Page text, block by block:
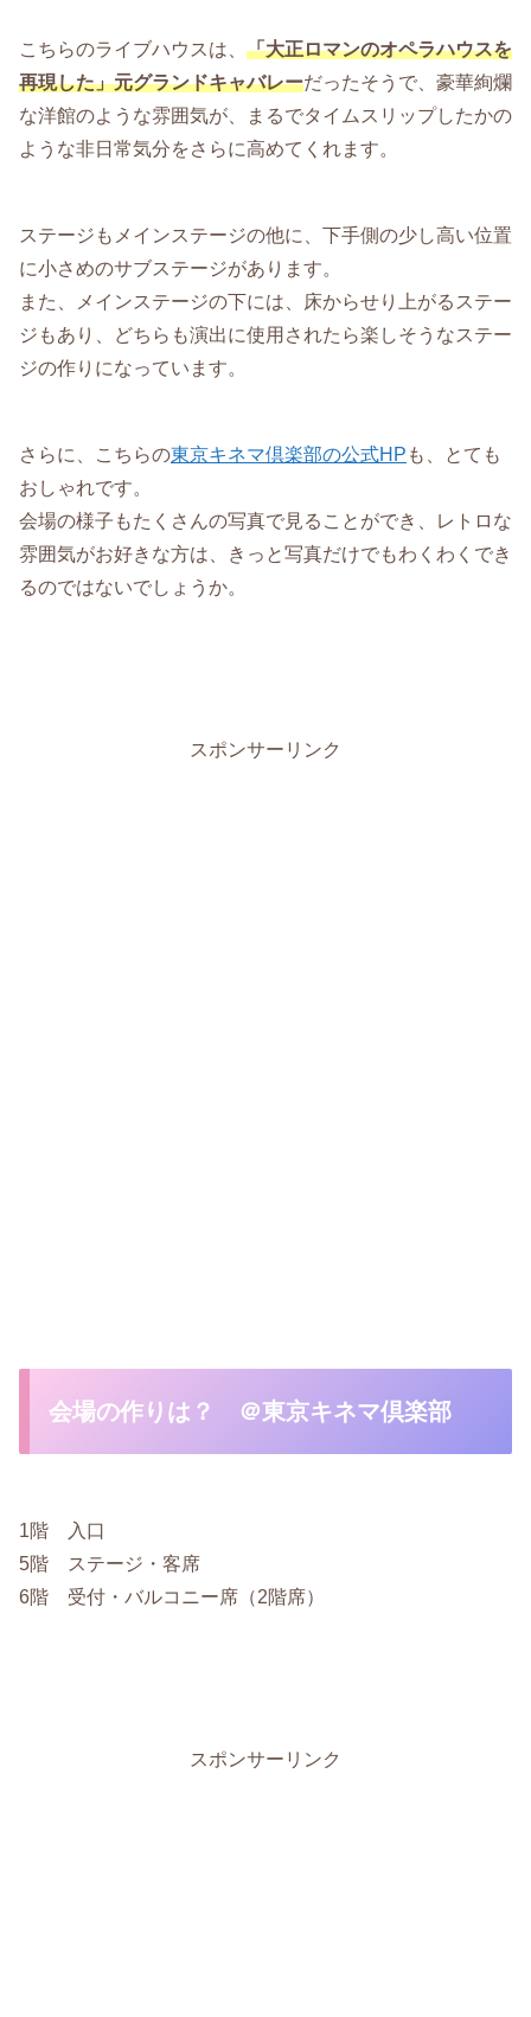
こちらのライブハウスは、 「大正ロマンのオペラハウスを
再現した」元グランドキャバレーだったそうで、豪華絢爛
な洋館のような雰囲気が、まるでタイムスリップしたかの
ような非日常気分をさらに高めてくれます。
ステージもメインステージの他に、下手側の少し高い位置
に小さめのサブステージがあります。
また、メインステージの下には、床からせり上がるステー
ジもあり、どちらも演出に使用されたら楽しそうなステー
ジの作りになっています。
さらに、こちらの東京キネマ倶楽部の公式HP も、とても
おしゃれです。
会場の様子もたくさんの写真で見ることができ、レトロな
雰囲気がお好きな方は、きっと写真だけでもわくわくでき
るのではないでしょうか。
スポンサーリンク
会場の作りは？ ＠東京キネマ倶楽部
1階 入口
5階 ステージ・客席
6階 受付・バルコニー席（2階席）
スポンサーリンク